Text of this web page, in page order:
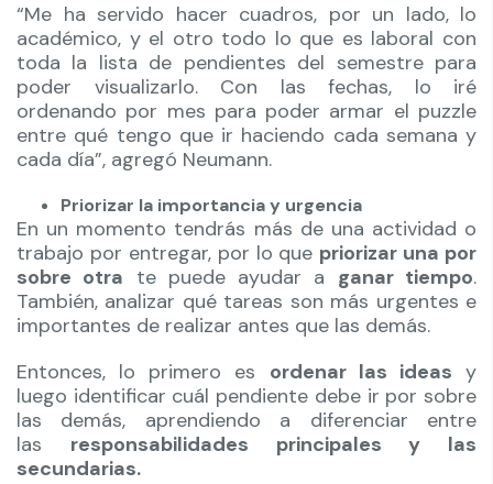
“Me ha servido hacer cuadros, por un lado, lo
académico, y el otro todo lo que es laboral con
toda la lista de pendientes del semestre para
poder visualizarlo. Con las fechas, lo iré
ordenando por mes para poder armar el puzzle
entre qué tengo que ir haciendo cada semana y
cada día”, agregó Neumann.
Priorizar la importancia y urgencia
En un momento tendrás más de una actividad o
trabajo por entregar, por lo que priorizar una por
sobre otra te puede ayudar a ganar tiempo.
También, analizar qué tareas son más urgentes e
importantes de realizar antes que las demás.
Entonces, lo primero es ordenar las ideas y
luego identificar cuál pendiente debe ir por sobre
las demás, aprendiendo a diferenciar entre
las responsabilidades principales y las
secundarias.